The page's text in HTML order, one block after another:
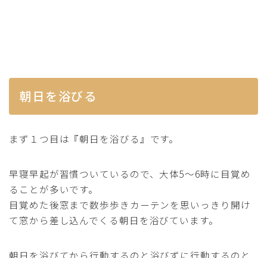
朝日を浴びる
まず１つ目は『朝日を浴びる』です。
早寝早起が習慣ついているので、大体5〜6時に目覚め
ることが多いです。
目覚めた後窓まで数歩歩きカーテンを思いっきり開け
て窓から差し込んでくる朝日を浴びています。
朝日を浴びてから行動するのと浴びずに行動するのと